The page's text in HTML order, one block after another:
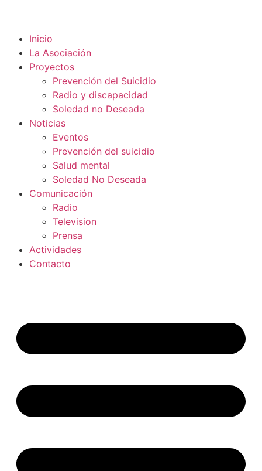
Inicio
La Asociación
Proyectos
Prevención del Suicidio
Radio y discapacidad
Soledad no Deseada
Noticias
Eventos
Prevención del suicidio
Salud mental
Soledad No Deseada
Comunicación
Radio
Television
Prensa
Actividades
Contacto